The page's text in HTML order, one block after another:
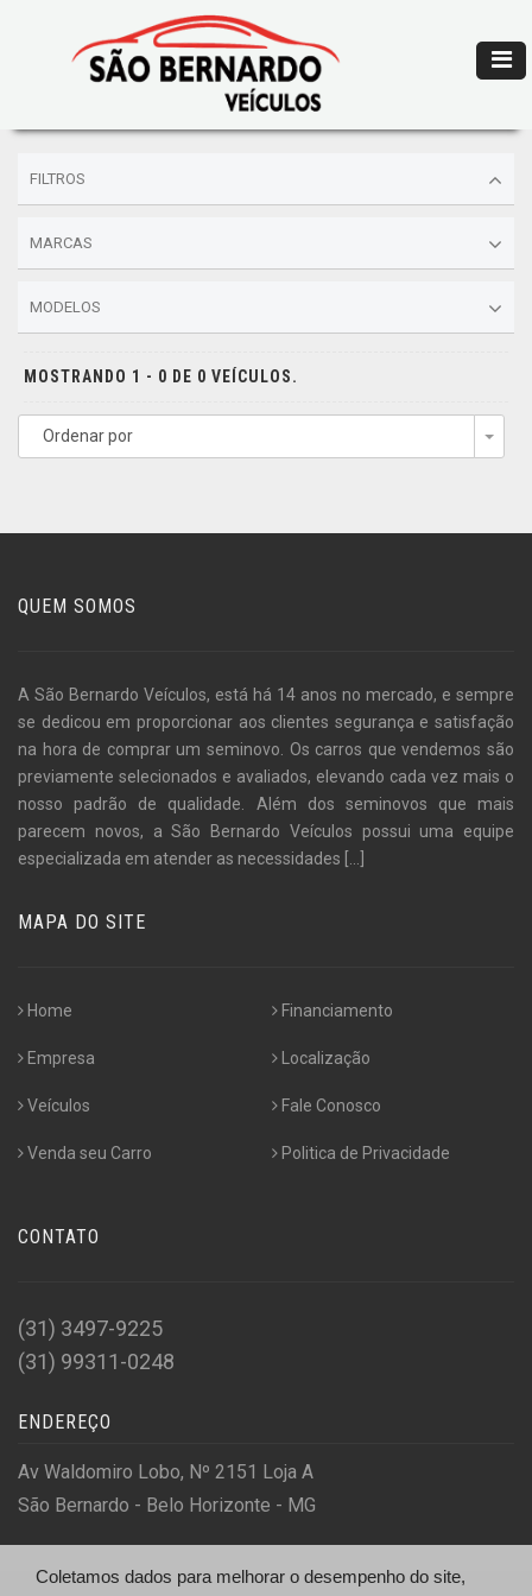
FILTROS
MARCAS
MODELOS
MOSTRANDO 1 - 0 DE 0 VEÍCULOS.
Ordenar por
QUEM SOMOS
A São Bernardo Veículos, está há 14 anos no mercado, e sempre
se dedicou em proporcionar aos clientes segurança e satisfação
na hora de comprar um seminovo. Os carros que vendemos são
previamente selecionados e avaliados, elevando cada vez mais o
nosso padrão de qualidade. Além dos seminovos que mais
parecem novos, a São Bernardo Veículos possui uma equipe
especializada em atender as necessidades
MAPA DO SITE
Home
Empresa
Veículos
Venda seu Carro
Financiamento
Localização
Fale Conosco
Politica de Privacidade
CONTATO
(31) 3497-9225
(31) 99311-0248
ENDEREÇO
Av Waldomiro Lobo, Nº 2151 Loja A
São Bernardo - Belo Horizonte - MG
Coletamos dados para melhorar o desempenho do site,